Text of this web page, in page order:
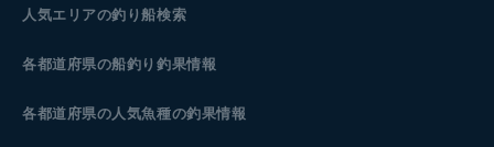
人気エリアの釣り船検索
各都道府県の船釣り釣果情報
各都道府県の人気魚種の釣果情報